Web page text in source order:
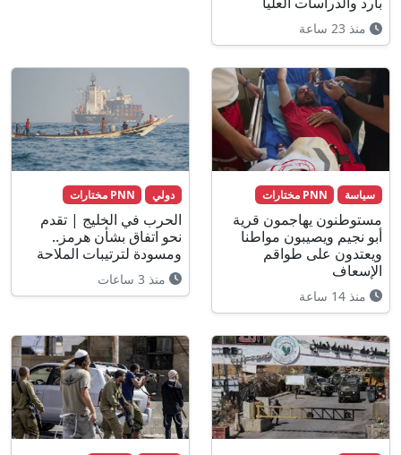
منذ 23 ساعة
سياسة PNN مختارات
مستوطنون يهاجمون قرية
أبو نجيم ويصيبون مواطنا
ويعتدون على طواقم
الإسعاف
منذ 14 ساعة
دولي PNN مختارات
الحرب في الخليج | تقدم
نحو اتفاق بشأن هرمز..
ومسودة لترتيبات الملاحة
منذ 3 ساعات